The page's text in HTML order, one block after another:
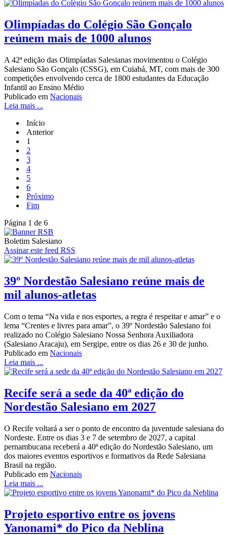
Olimpíadas do Colégio São Gonçalo
reúnem mais de 1000 alunos
A 42ª edição das Olimpíadas Salesianas movimentou o Colégio
Salesiano São Gonçalo (CSSG), em Cuiabá, MT, com mais de 300
competições envolvendo cerca de 1800 estudantes da Educação
Infantil ao Ensino Médio
Publicado em Nacionais
Leia mais ...
Início
Anterior
1
2
3
4
5
6
Próximo
Fim
Página 1 de 6
Boletim Salesiano
Assinar este feed RSS
39º Nordestão Salesiano reúne mais de
mil alunos-atletas
Com o tema “Na vida e nos esportes, a regra é respeitar e amar” e o
lema “Crentes e livres para amar”, o 39º Nordestão Salesiano foi
realizado no Colégio Salesiano Nossa Senhora Auxiliadora
(Salesiano Aracaju), em Sergipe, entre os dias 26 e 30 de junho.
Publicado em Nacionais
Leia mais ...
Recife será a sede da 40ª edição do
Nordestão Salesiano em 2027
O Recife voltará a ser o ponto de encontro da juventude salesiana do
Nordeste. Entre os dias 3 e 7 de setembro de 2027, a capital
pernambucana receberá a 40ª edição do Nordestão Salesiano, um
dos maiores eventos esportivos e formativos da Rede Salesiana
Brasil na região.
Publicado em Nacionais
Leia mais ...
Projeto esportivo entre os jovens
Yanonami* do Pico da Neblina